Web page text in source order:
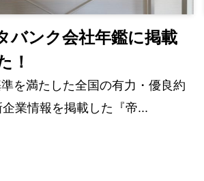
バンク会社年鑑に掲載
！
を満たした全国の有力・優良約
業情報を掲載した『帝...